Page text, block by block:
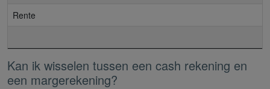
Rente
Kan ik wisselen tussen een cash rekening en
een margerekening?